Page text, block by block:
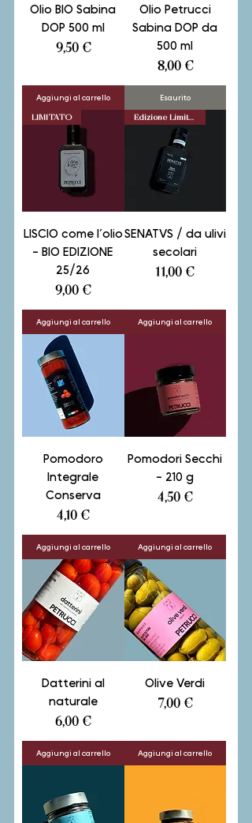
Olio BIO Sabina
DOP 500 ml
Prezzo
9,50 €
Aggiungi al carrello
Olio Petrucci
Sabina DOP da
500 ml
Prezzo
8,00 €
Esaurito
LIMITATO
LISCIO come l’olio
- BIO EDIZIONE
25/26
Prezzo
9,00 €
Aggiungi al carrello
Edizione Limitata
SENATVS / da ulivi
secolari
Prezzo
11,00 €
Aggiungi al carrello
Pomodoro
Integrale
Conserva
Prezzo
4,10 €
Aggiungi al carrello
Pomodori Secchi
- 210 g
Prezzo
4,50 €
Aggiungi al carrello
Datterini al
naturale
Prezzo
6,00 €
Aggiungi al carrello
Olive Verdi
Prezzo
7,00 €
Aggiungi al carrello